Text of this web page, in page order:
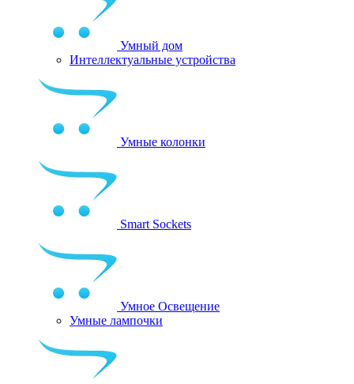
Умный дом
Интеллектуальные устройства
Умные колонки
Smart Sockets
Умное Освещение
Умные лампочки